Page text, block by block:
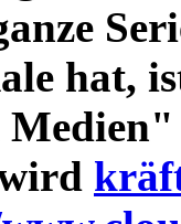
hat,
Medien"